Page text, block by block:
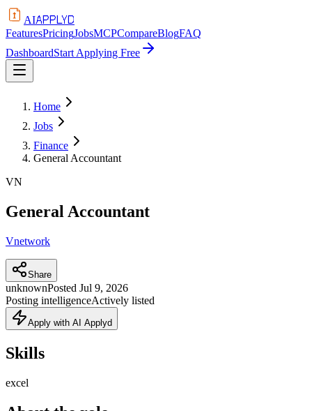
AIAPPLYD
FeaturesPricingJobsMCPCompareBlogFAQ
DashboardStart Applying Free
Home
Jobs
Finance
General Accountant
VN
General Accountant
Vnetwork
Share
unknownPosted Jul 9, 2026
Posting intelligenceActively listed
Apply with AI Applyd
Skills
excel